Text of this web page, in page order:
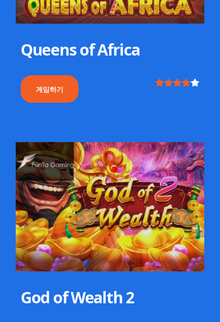
Queens of Africa
게임하기
God of Wealth 2